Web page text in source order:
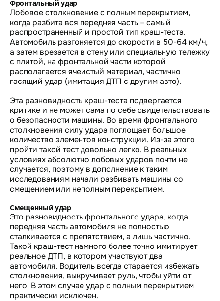
Фронтальный удар
Лобовое столкновение с полным перекрытием,
когда разбита вся передняя часть – самый
распространенный и простой тип краш-теста.
Автомобиль разгоняется до скорости в 50-64 км/ч,
а затем врезается в стену или специальную тележку
с плитой, на фронтальной части которой
располагается ячеистый материал, частично
гасящий удар (имитация ДТП с другим авто).
Эта разновидность краш-теста подвергается
критике и не может сама по себе свидетельствовать
о безопасности машины. Во время фронтального
столкновения силу удара поглощает большое
количество элементов конструкции. Из-за этого
пройти такой тест довольно легко. В реальных
условиях абсолютно лобовых ударов почти не
случается, поэтому в дополнение к таким
исследованиям начали разбивать машины со
смещением или неполным перекрытием.
Смещенный удар
Это разновидность фронтального удара, когда
передняя часть автомобиля не полностью
сталкивается с препятствием, а лишь частично.
Такой краш-тест намного более точно имитирует
реальное ДТП, в котором участвуют два
автомобиля. Водитель всегда старается избежать
столкновения, выкручивает руль, чтобы уйти от
него. В этом случае удар с полным перекрытием
практически исключен.